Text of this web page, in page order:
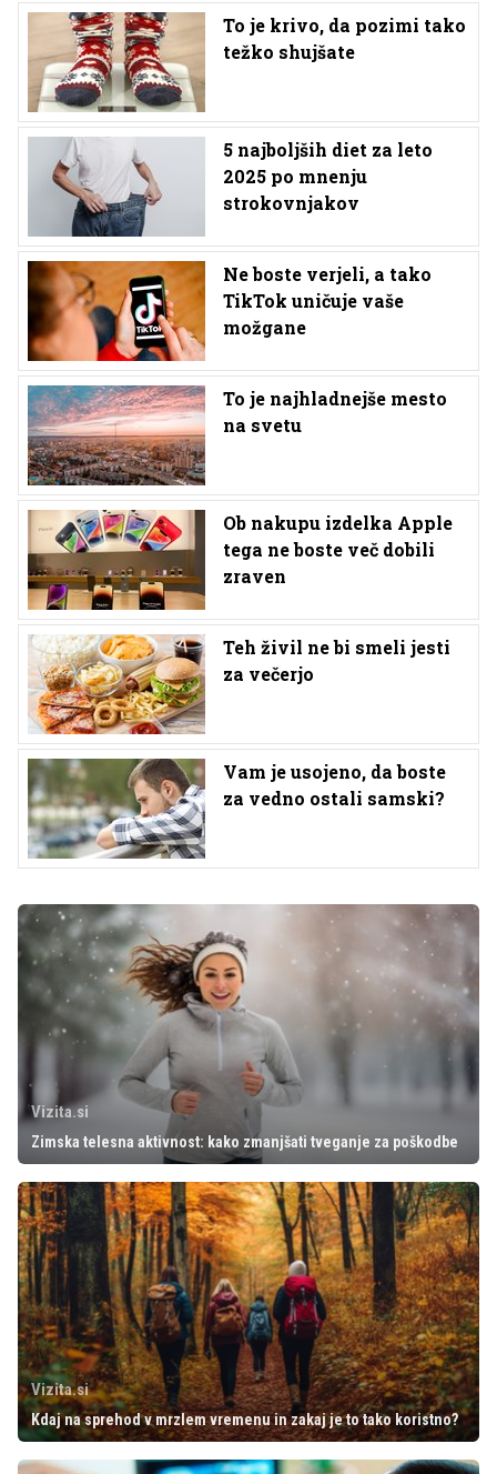
To je krivo, da pozimi tako
težko shujšate
5 najboljših diet za leto
2025 po mnenju
strokovnjakov
Ne boste verjeli, a tako
TikTok uničuje vaše
možgane
To je najhladnejše mesto
na svetu
Ob nakupu izdelka Apple
tega ne boste več dobili
zraven
Teh živil ne bi smeli jesti
za večerjo
Vam je usojeno, da boste
za vedno ostali samski?
Vizita.si
Zimska telesna aktivnost: kako zmanjšati tveganje za poškodbe
Vizita.si
Kdaj na sprehod v mrzlem vremenu in zakaj je to tako koristno?